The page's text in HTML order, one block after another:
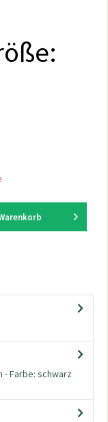
- Farbe: schwarz